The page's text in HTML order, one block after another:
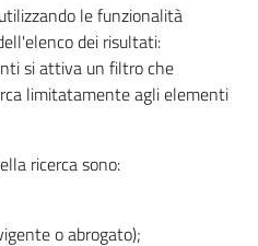
le funzionalità
dei risultati:
si attiva un filtro che
limitatamente agli elementi
ricerca sono:
o abrogato);